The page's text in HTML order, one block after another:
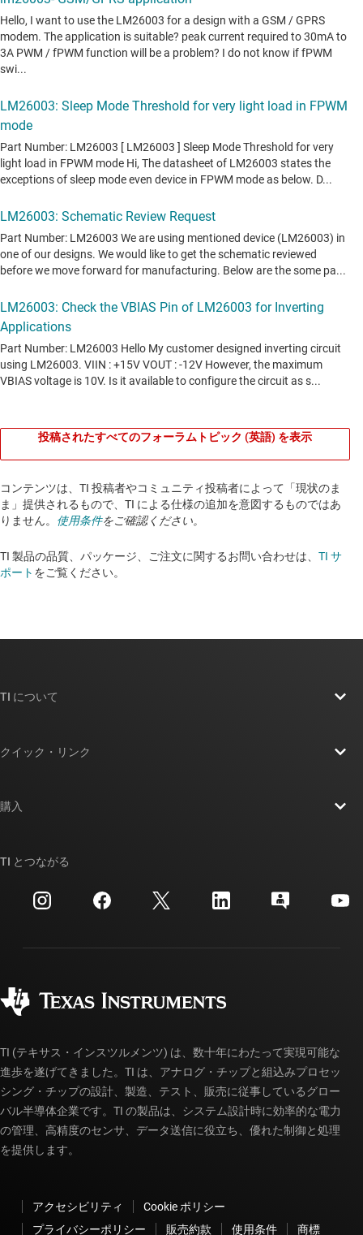
投稿されたすべてのフォーラムトピック (英語) を表示
コンテンツは、TI 投稿者やコミュニティ投稿者によって「現状のま
ま」提供されるもので、TI による仕様の追加を意図するものではあ
りません。 使用条件をご確認ください。
TI 製品の品質、パッケージ、ご注文に関するお問い合わせは、 TI サ
ポート をご覧ください。​​​​​​​​​​​​​​
TI について
投資家向け情報
製造
クイック・リンク
クロスリファレンス検索
カスタマー・サポート・センター
myTI アカウントの FAQ
購入
ご注文に関する FAQ
TI とつながる
TI (テキサス・インスツルメンツ) は、数十年にわたって実現可能な
進歩を遂げてきました。TI は、アナログ・チップと組込みプロセッ
シング・チップの設計、製造、テスト、販売に従事しているグロー
バル半導体企業です。TI の製品は、システム設計時に効率的な電力
の管理、高精度のセンサ、データ送信に役立ち、優れた制御と処理
を提供します。
アクセシビリティ
Cookie ポリシー
プライバシーポリシー
販売約款 使用条件 商標